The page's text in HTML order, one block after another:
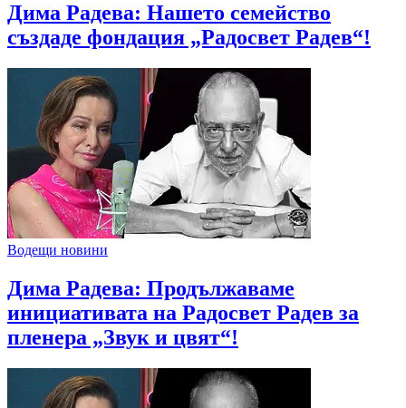
Дима Радева: Нашето семейство
създаде фондация „Радосвет Радев“!
Водещи новини
Дима Радева: Продължаваме
инициативата на Радосвет Радев за
пленера „Звук и цвят“!